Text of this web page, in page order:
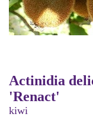
Actinidia
'Renact'
kiwi